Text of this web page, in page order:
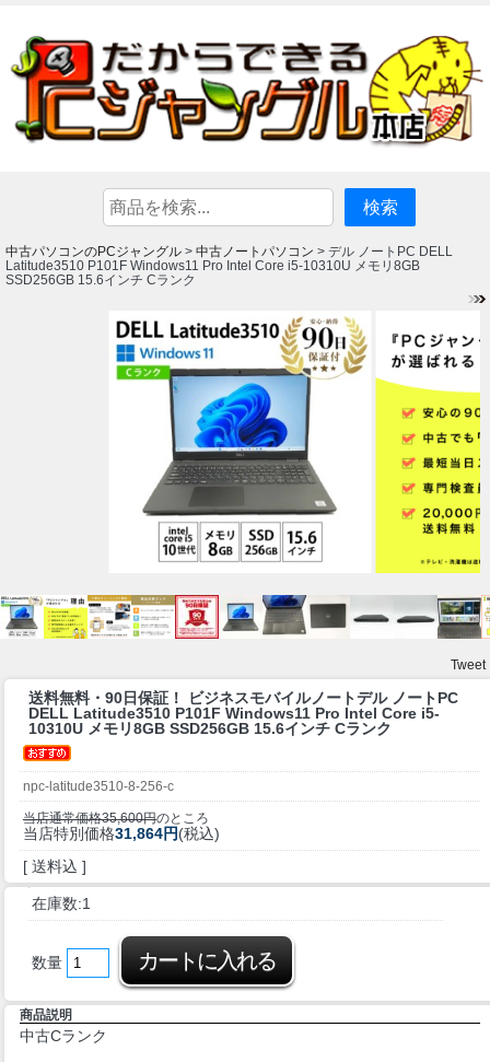
中古パソコンのPCジャングル > 中古ノートパソコン > デル ノートPC DELL
Latitude3510 P101F Windows11 Pro Intel Core i5-10310U メモリ8GB
SSD256GB 15.6インチ Cランク
Tweet
送料無料・90日保証！ ビジネスモバイルノートデル ノートPC
DELL Latitude3510 P101F Windows11 Pro Intel Core i5-
10310U メモリ8GB SSD256GB 15.6インチ Cランク
npc-latitude3510-8-256-c
当店通常価格35,600円のところ
当店特別価格31,864円(税込)
[ 送料込 ]
在庫数:1
数量
商品説明
中古Cランク